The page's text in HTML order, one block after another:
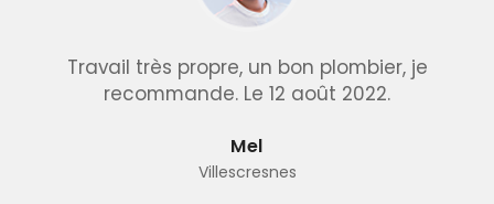
Travail très propre, un bon plombier, je
recommande. Le 12 août 2022.
Mel
Villescresnes